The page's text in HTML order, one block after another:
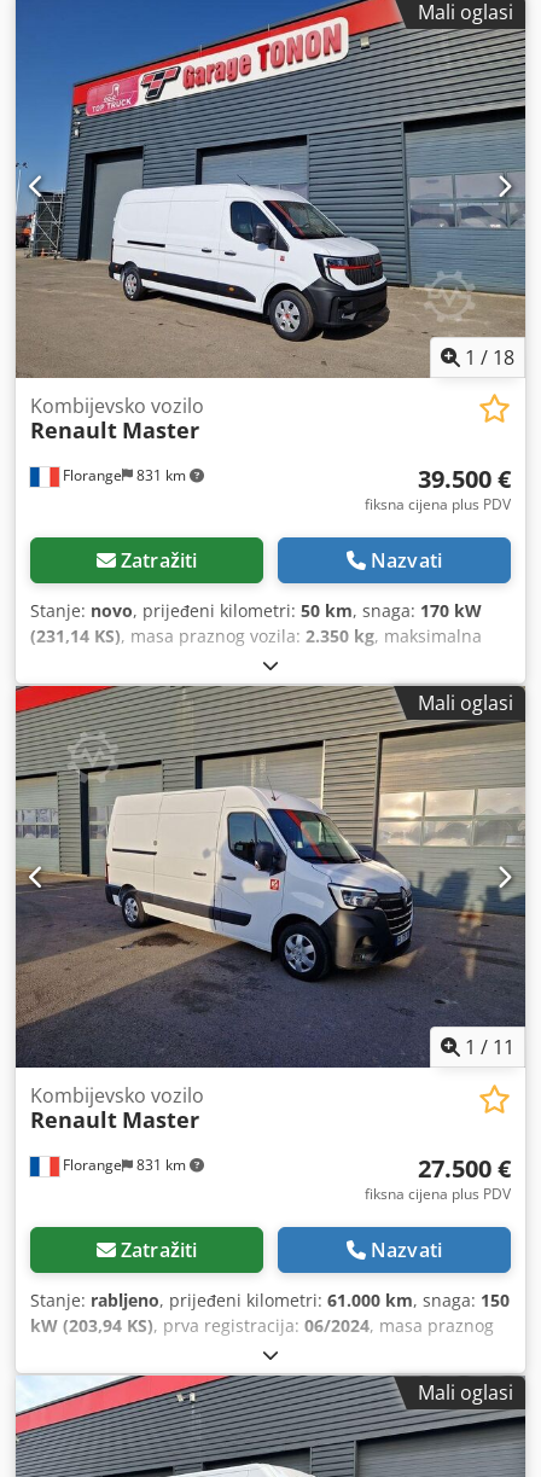
, Oprema:ABS, Bluetooth, klima uređaj,
računalo na vozilu, središnje zaključavanje, tempomat,
Mali oglasi
1 / 18
Florange 831 km
Kombijevsko vozilo
Renault Master
39.500 €
fiksna cijena plus PDV
Zatražiti Nazvati
Stanje: novo, prijeđeni kilometri: 50 km, snaga: 170 kW
(231,14 KS), masa praznog vozila: 2.350 kg, maksimalna
dizel
automatski, broj sjedala:3, nosivost:1.150 kg, Oprema:
ABS, Bluetooth, klima uređaj, računalo na vozilu,
središnje zaključavanje, tempomat,
Mali oglasi
1 / 11
Florange 831 km
Kombijevsko vozilo
Renault Master
27.500 €
fiksna cijena plus PDV
Zatražiti Nazvati
Stanje: rabljeno, prijeđeni kilometri: 61.000 km, snaga: 150
kW (203,94 KS), prva registracija: 06/2024, masa praznog
, maksimalna nosivost:
dizel, vrsta prijenosa:mehanički, broj sjedala:3, nosivost:
1.520 kg
, Oprema:Bluetooth, klima uređaj, računalo na
vozilu, središnje zaključavanje, tempomat,
Mali oglasi